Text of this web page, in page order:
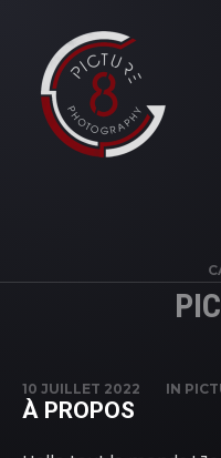
10 JUILLET 2022 IN
À PROPOS